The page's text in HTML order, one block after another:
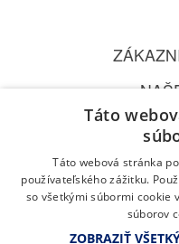
NAVŠTÍVTE
Táto
Táto webová stránka
používateľského zážitku.
so všetkými súbormi cookie
súborov
ZOBRAZIŤ